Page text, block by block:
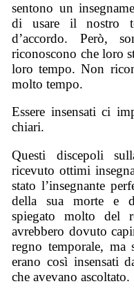
sentono un
di usare il nostro
d’accordo. Però,
riconoscono che loro
loro tempo. Non
molto tempo.
Essere insensati ci
chiari.
Questi discepoli
ricevuto ottimi
stato l’insegnante
della sua morte e
spiegato molto
avrebbero dovuto
regno temporale, ma
erano così insensati
che avevano ascoltato.